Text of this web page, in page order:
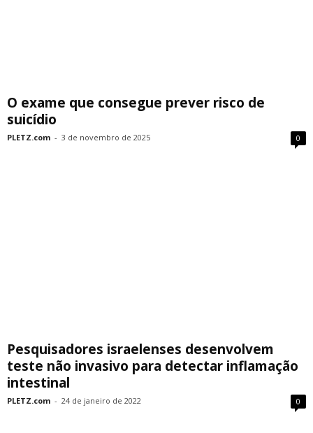
O exame que consegue prever risco de
suicídio
PLETZ.com - 3 de novembro de 2025 0
Pesquisadores israelenses desenvolvem
teste não invasivo para detectar inflamação
intestinal
PLETZ.com - 24 de janeiro de 2022 0